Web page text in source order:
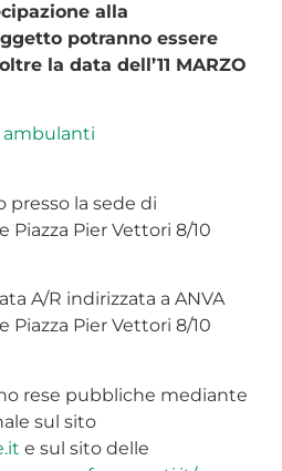
alla
potranno essere
la data dell’11 MARZO
ambulanti
presso la sede di
Piazza Pier Vettori 8/10
A/R indirizzata a ANVA
Piazza Pier Vettori 8/10
rese pubbliche mediante
sul sito
e sul sito delle